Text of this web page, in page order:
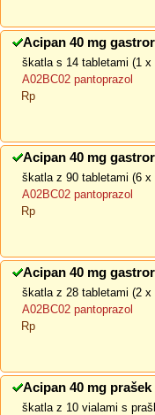
Acipan 40 mg
škatla s 14 tabletami (1
A02BC02 pantoprazol
Rp
Acipan 40 mg
škatla z 90 tabletami (6
A02BC02 pantoprazol
Rp
Acipan 40 mg
škatla z 28 tabletami (2
A02BC02 pantoprazol
Rp
Acipan 40 mg
škatla z 10 vialami s